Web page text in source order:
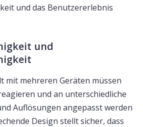
und das Benutzererlebnis
und
mit mehreren Geräten müssen
und an unterschiedliche
Auflösungen angepasst werden
Design stellt sicher, dass